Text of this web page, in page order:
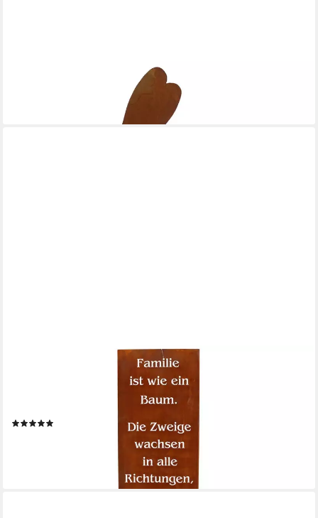
Gartenfigur Osterdeko Figur Hase Ostern Frühling, echer Rost
lieferbar - in 2-3 Werktagen bei dir
Gartenfigur Gartenschild Familie Edelrost 100/55 cm –
Bodenplatte/Stecker, Spruchtafel mit Baum-Motiv – wetterfest
lieferbar - in 2-3 Werktagen bei dir